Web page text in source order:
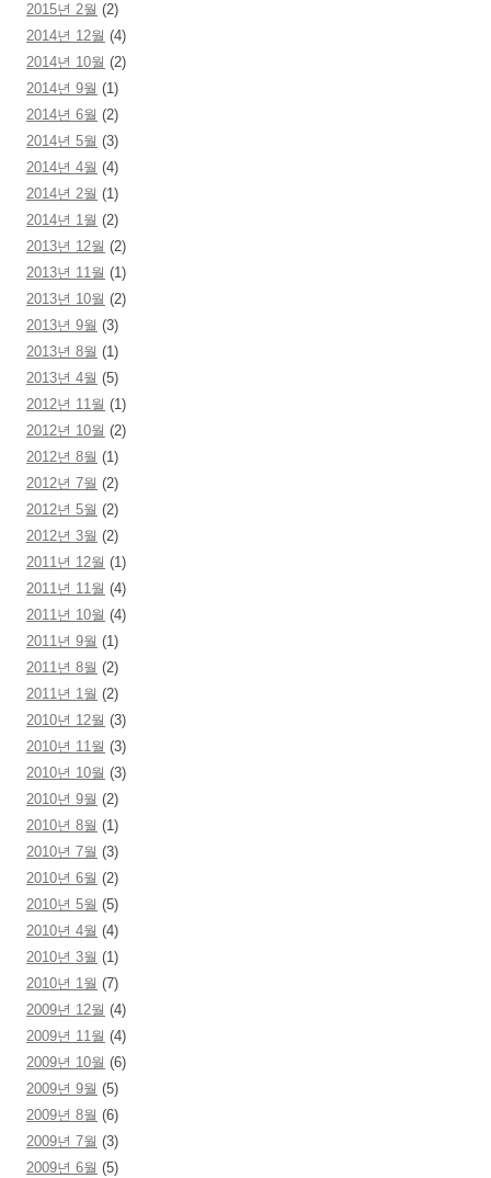
2015년 2월 (2)
2014년 12월 (4)
2014년 10월 (2)
2014년 9월 (1)
2014년 6월 (2)
2014년 5월 (3)
2014년 4월 (4)
2014년 2월 (1)
2014년 1월 (2)
2013년 12월 (2)
2013년 11월 (1)
2013년 10월 (2)
2013년 9월 (3)
2013년 8월 (1)
2013년 4월 (5)
2012년 11월 (1)
2012년 10월 (2)
2012년 8월 (1)
2012년 7월 (2)
2012년 5월 (2)
2012년 3월 (2)
2011년 12월 (1)
2011년 11월 (4)
2011년 10월 (4)
2011년 9월 (1)
2011년 8월 (2)
2011년 1월 (2)
2010년 12월 (3)
2010년 11월 (3)
2010년 10월 (3)
2010년 9월 (2)
2010년 8월 (1)
2010년 7월 (3)
2010년 6월 (2)
2010년 5월 (5)
2010년 4월 (4)
2010년 3월 (1)
2010년 1월 (7)
2009년 12월 (4)
2009년 11월 (4)
2009년 10월 (6)
2009년 9월 (5)
2009년 8월 (6)
2009년 7월 (3)
2009년 6월 (5)